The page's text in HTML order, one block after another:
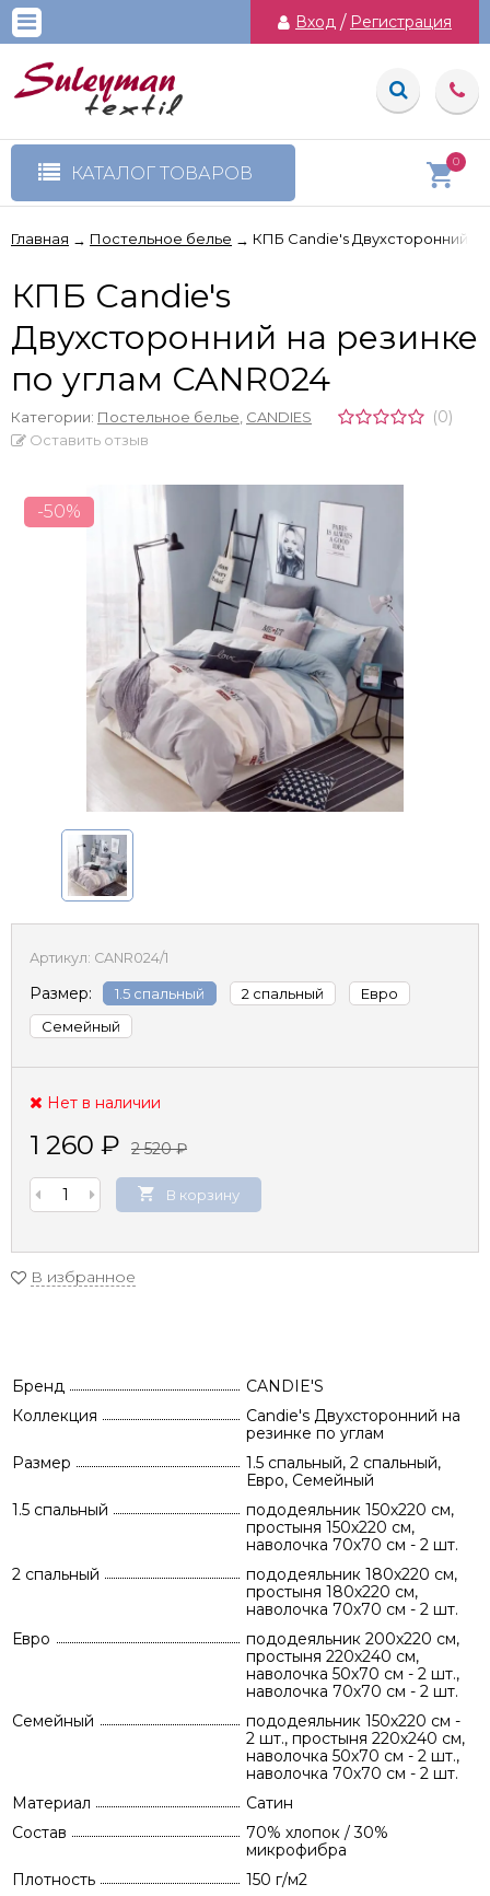
Вход / Регистрация
КАТАЛОГ ТОВАРОВ
0
Главная → Постельное белье → КПБ Candie's Двухсторонний
КПБ Candie's
Двухсторонний на резинке
по углам CANR024
Категории: Постельное белье CANDIES (0)
Оставить отзыв
-50%
Артикул: CANR024/1
Размер: 1.5 спальный 2 спальный
Евро
Семейный
Нет в наличии
1 260 ₽ 2 520₽
В корзину
В избранное
Бренд
CANDIE'S
Коллекция
Candie's Двухсторонний на
резинке по углам
Размер
1.5 спальный, 2 спальный,
Евро, Семейный
1.5 спальный
пододеяльник 150х220 см,
простыня 150х220 см,
наволочка 70х70 см - 2 шт.
2 спальный
пододеяльник 180х220 см,
простыня 180х220 см,
наволочка 70х70 см - 2 шт.
Евро
пододеяльник 200х220 см,
простыня 220х240 см,
наволочка 50х70 см - 2 шт.,
наволочка 70х70 см - 2 шт.
Семейный
пододеяльник 150х220 см -
2 шт., простыня 220х240 см,
наволочка 50х70 см - 2 шт.,
наволочка 70х70 см - 2 шт.
Материал
Сатин
Состав
70% хлопок / 30%
микрофибра
Плотность
150 г/м2